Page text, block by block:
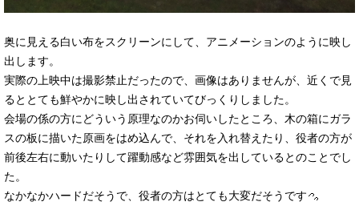
奥に見える白い布をスクリーンにして、アニメーションのように映し
出します。
実際の上映中は撮影禁止だったので、画像はありませんが、近くで見
るととても鮮やかに映し出されていてびっくりしました。
会場の係の方にどういう原理なのかお伺いしたところ、木の箱にガラ
スの板に描いた原画をはめ込んで、それを入れ替えたり、役者の方が
前後左右に動いたりして躍動感など雰囲気を出しているとのことでし
た。
なかなかハードだそうで、役者の方はとても大変だそうです